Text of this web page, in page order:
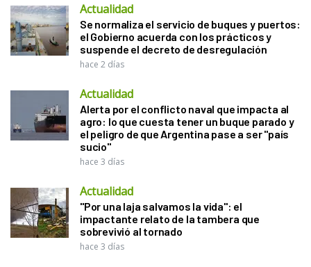
Actualidad
Se normaliza el servicio de buques y puertos:
el Gobierno acuerda con los prácticos y
suspende el decreto de desregulación
hace 2 días
Actualidad
Alerta por el conflicto naval que impacta al
agro: lo que cuesta tener un buque parado y
el peligro de que Argentina pase a ser "país
sucio"
hace 3 días
Actualidad
"Por una laja salvamos la vida": el
impactante relato de la tambera que
sobrevivió al tornado
hace 3 días